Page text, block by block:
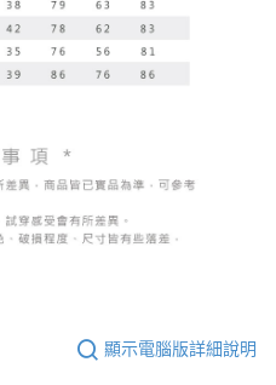
顯示電腦版詳細說明